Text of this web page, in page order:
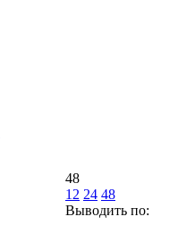
48
12 24 48
Выводить по: